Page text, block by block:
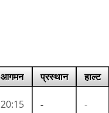
आगमन प्रस्थान हाल्ट
20:15 - -